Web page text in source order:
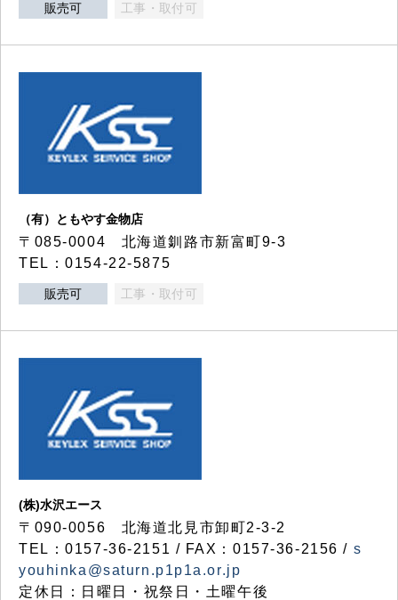
販売可 工事・取付可
（有）ともやす金物店
〒085-0004 北海道釧路市新富町9-3
TEL：0154-22-5875
販売可 工事・取付可
(株)水沢エース
〒090-0056 北海道北見市卸町2-3-2
TEL：0157-36-2151 / FAX：0157-36-2156 / s
youhinka@saturn.p1p1a.or.jp
定休日：日曜日・祝祭日・土曜午後